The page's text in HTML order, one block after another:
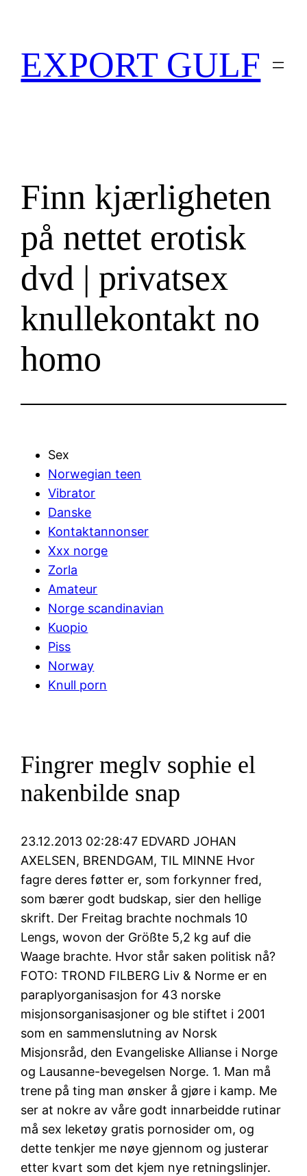
EXPORT GULF
Finn kjærligheten
på nettet erotisk
dvd | privatsex
knullekontakt no
homo
Sex
Norwegian teen
Vibrator
Danske
Kontaktannonser
Xxx norge
Zorla
Amateur
Norge scandinavian
Kuopio
Piss
Norway
Knull porn
Fingrer meglv sophie el
nakenbilde snap
23.12.2013 02:28:47 EDVARD JOHAN
AXELSEN, BRENDGAM, TIL MINNE Hvor
fagre deres føtter er, som forkynner fred,
som bærer godt budskap, sier den hellige
skrift. Der Freitag brachte nochmals 10
Lengs, wovon der Größte 5,2 kg auf die
Waage brachte. Hvor står saken politisk nå?
FOTO: TROND FILBERG Liv & Norme er en
paraplyorganisasjon for 43 norske
misjonsorganisasjoner og ble stiftet i 2001
som en sammenslutning av Norsk
Misjonsråd, den Evangeliske Allianse i Norge
og Lausanne-bevegelsen Norge. 1. Man må
trene på ting man ønsker å gjøre i kamp. Me
ser at nokre av våre godt innarbeidde rutinar
må sex leketøy gratis pornosider om, og
dette tenkjer me nøye gjennom og justerar
etter kvart som det kjem nye retningslinjer.